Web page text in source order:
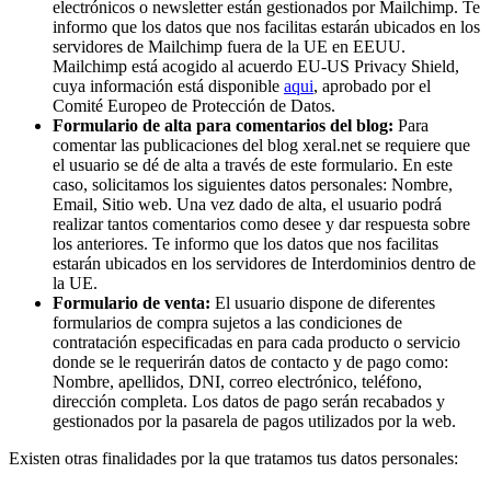
electrónicos o newsletter están gestionados por Mailchimp. Te
informo que los datos que nos facilitas estarán ubicados en los
servidores de Mailchimp fuera de la UE en EEUU.
Mailchimp está acogido al acuerdo EU-US Privacy Shield,
cuya información está disponible aqui, aprobado por el
Comité Europeo de Protección de Datos.
Formulario de alta para comentarios del blog: Para
comentar las publicaciones del blog xeral.net se requiere que
el usuario se dé de alta a través de este formulario. En este
caso, solicitamos los siguientes datos personales: Nombre,
Email, Sitio web. Una vez dado de alta, el usuario podrá
realizar tantos comentarios como desee y dar respuesta sobre
los anteriores. Te informo que los datos que nos facilitas
estarán ubicados en los servidores de Interdominios dentro de
la UE.
Formulario de venta: El usuario dispone de diferentes
formularios de compra sujetos a las condiciones de
contratación especificadas en para cada producto o servicio
donde se le requerirán datos de contacto y de pago como:
Nombre, apellidos, DNI, correo electrónico, teléfono,
dirección completa. Los datos de pago serán recabados y
gestionados por la pasarela de pagos utilizados por la web.
Existen otras finalidades por la que tratamos tus datos personales: